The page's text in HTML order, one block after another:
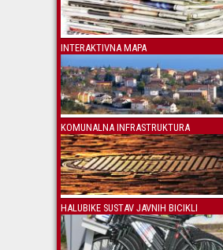
INTERAKTIVNA MAPA
KOMUNALNA INFRASTRUKTURA
HALUBIKE SUSTAV JAVNIH BICIKLI